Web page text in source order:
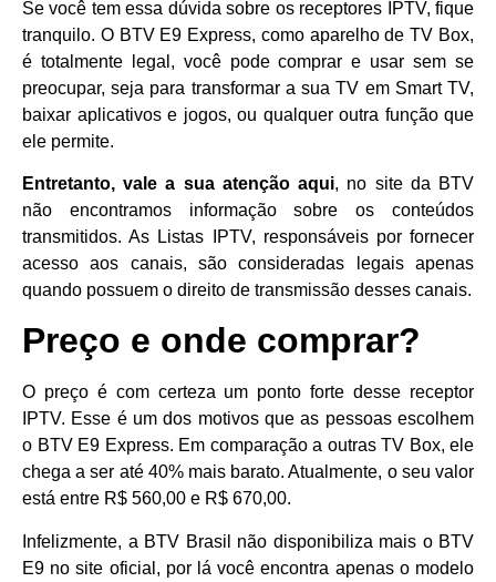
Se você tem essa dúvida sobre os receptores IPTV, fique
tranquilo. O BTV E9 Express, como aparelho de TV Box,
é totalmente legal, você pode comprar e usar sem se
preocupar, seja para transformar a sua TV em Smart TV,
baixar aplicativos e jogos, ou qualquer outra função que
ele permite.
Entretanto, vale a sua atenção aqui, no site da BTV
não encontramos informação sobre os conteúdos
transmitidos. As Listas IPTV, responsáveis por fornecer
acesso aos canais, são consideradas legais apenas
quando possuem o direito de transmissão desses canais.
Preço e onde comprar?
O preço é com certeza um ponto forte desse receptor
IPTV. Esse é um dos motivos que as pessoas escolhem
o BTV E9 Express. Em comparação a outras TV Box, ele
chega a ser até 40% mais barato. Atualmente, o seu valor
está entre R$ 560,00 e R$ 670,00.
Infelizmente, a BTV Brasil não disponibiliza mais o BTV
E9 no site oficial, por lá você encontra apenas o modelo